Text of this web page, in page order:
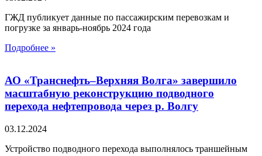
ГЖД публикует данные по пассажирским перевозкам и
погрузке за январь-ноябрь 2024 года
Подробнее »
АО «Транснефть–Верхняя Волга» завершило
масштабную реконструкцию подводного
перехода нефтепровода через р. Волгу
03.12.2024
Устройство подводного перехода выполнялось траншейным